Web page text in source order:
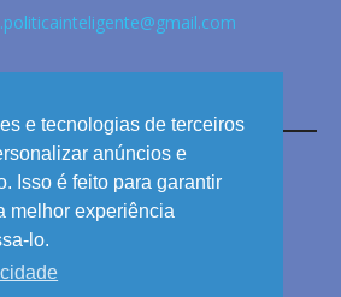
e tecnologias de terceiros
anúncios e
Isso é feito para garantir
melhor experiência
lo.